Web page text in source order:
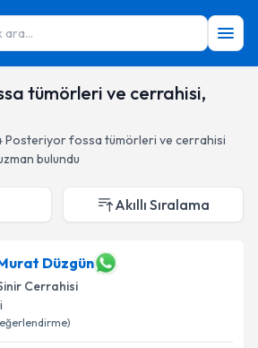
ara...
tümörleri ve cerrahisi,
Posteriyor fossa tümörleri ve cerrahisi
bulundu
Akıllı Sıralama
Düzgün
Cerrahisi